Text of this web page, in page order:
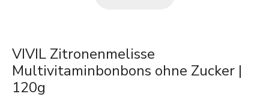
VIVIL Zitronenmelisse
Multivitaminbonbons ohne Zucker |
120g